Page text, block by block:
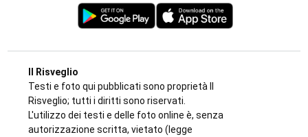
L'INIZIATIVA CULTURALE NEL TERRITORIO
La biblioteca di Varisella rinasce con 600